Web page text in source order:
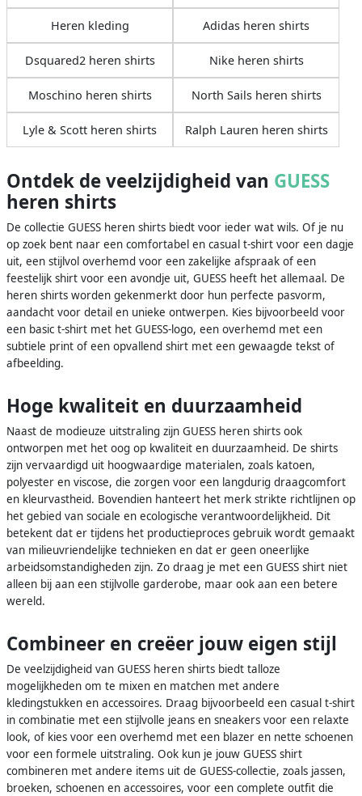
Heren kleding Adidas heren shirts
Dsquared2 heren shirts Nike heren shirts
Moschino heren shirts North Sails heren shirts
Lyle & Scott heren shirts Ralph Lauren heren shirts
Ontdek de veelzijdigheid van GUESS
heren shirts
De collectie GUESS heren shirts biedt voor ieder wat wils. Of je nu
op zoek bent naar een comfortabel en casual t-shirt voor een dagje
uit, een stijlvol overhemd voor een zakelijke afspraak of een
feestelijk shirt voor een avondje uit, GUESS heeft het allemaal. De
heren shirts worden gekenmerkt door hun perfecte pasvorm,
aandacht voor detail en unieke ontwerpen. Kies bijvoorbeeld voor
een basic t-shirt met het GUESS-logo, een overhemd met een
subtiele print of een opvallend shirt met een gewaagde tekst of
afbeelding.
Hoge kwaliteit en duurzaamheid
Naast de modieuze uitstraling zijn GUESS heren shirts ook
ontworpen met het oog op kwaliteit en duurzaamheid. De shirts
zijn vervaardigd uit hoogwaardige materialen, zoals katoen,
polyester en viscose, die zorgen voor een langdurig draagcomfort
en kleurvastheid. Bovendien hanteert het merk strikte richtlijnen op
het gebied van sociale en ecologische verantwoordelijkheid. Dit
betekent dat er tijdens het productieproces gebruik wordt gemaakt
van milieuvriendelijke technieken en dat er geen oneerlijke
arbeidsomstandigheden zijn. Zo draag je met een GUESS shirt niet
alleen bij aan een stijlvolle garderobe, maar ook aan een betere
wereld.
Combineer en creëer jouw eigen stijl
De veelzijdigheid van GUESS heren shirts biedt talloze
mogelijkheden om te mixen en matchen met andere
kledingstukken en accessoires. Draag bijvoorbeeld een casual t-shirt
in combinatie met een stijlvolle jeans en sneakers voor een relaxte
look, of kies voor een overhemd met een blazer en nette schoenen
voor een formele uitstraling. Ook kun je jouw GUESS shirt
combineren met andere items uit de GUESS-collectie, zoals jassen,
broeken, schoenen en accessoires, voor een complete outfit die